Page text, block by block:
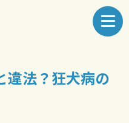
違法？狂犬病の